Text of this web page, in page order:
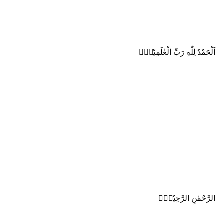
اَلْحَمْدُ لِلّٰهِ رَبِّ الْعٰلَمِيْنَۙ
الرَّحْمٰنِ الرَّحِيْمِۙ